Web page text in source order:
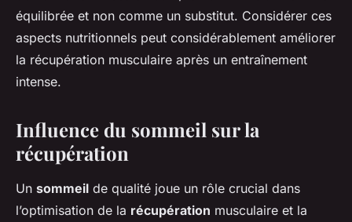
équilibrée et non comme un substitut. Considérer ces
aspects nutritionnels peut considérablement améliorer
la récupération musculaire après un entraînement
intense.
Influence du sommeil sur la
récupération
Un sommeil de qualité joue un rôle crucial dans
l’optimisation de la récupération musculaire et la